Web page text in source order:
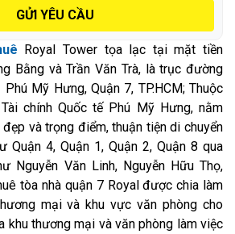
GỬI YÊU CẦU
Royal Tower tọa lạc tại mặt tiền
Bằng và Trần Văn Trà, là trục đường
Mỹ Hưng, Quận 7, TP.HCM; Thuộc
chính Quốc tế Phú Mỹ Hưng, nằm
và trọng điểm, thuận tiện di chuyển
Quận 4, Quận 1, Quận 2, Quận 8 qua
Nguyễn Văn Linh, Nguyễn Hữu Thọ,
tòa nhà quận 7 Royal được chia làm
mại và khu vực văn phòng cho
khu thương mại và văn phòng làm việc